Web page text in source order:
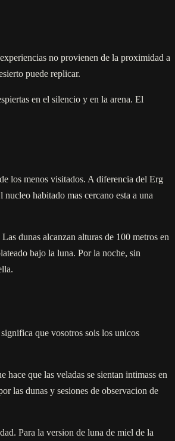
no provienen de la proximidad a
puede replicar.
en el silencio y en la arena. El
los menos visitados. A diferencia del Erg
habitado mas cercano esta a una
dunas alcanzan alturas de 100 metros en
bajo la luna. Por la noche, sin
que vosotros sois los unicos
que las veladas se sientan intimass en
las dunas y sesiones de observacion de
Para la version de luna de miel de la